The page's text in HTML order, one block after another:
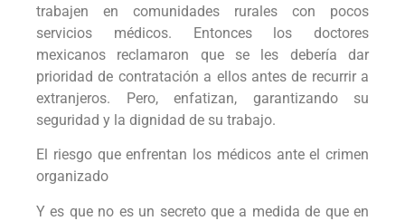
trabajen en comunidades rurales con pocos
servicios médicos. Entonces los doctores
mexicanos reclamaron que se les debería dar
prioridad de contratación a ellos antes de recurrir a
extranjeros. Pero, enfatizan, garantizando su
seguridad y la dignidad de su trabajo.
El riesgo que enfrentan los médicos ante el crimen
organizado
Y es que no es un secreto que a medida de que en